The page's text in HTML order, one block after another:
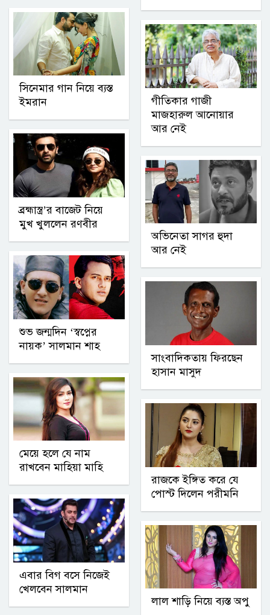
সিনেমার গান নিয়ে ব্যস্ত
ইমরান
ব্রহ্মাস্ত্র’র বাজেট নিয়ে
মুখ খুললেন রণবীর
শুভ জন্মদিন ‘স্বপ্নের
নায়ক’ সালমান শাহ
মেয়ে হলে যে নাম
রাখবেন মাহিয়া মাহি
এবার বিগ বসে নিজেই
খেলবেন সালমান
গীতিকার গাজী
মাজহারুল আনোয়ার
আর নেই
অভিনেতা সাগর হুদা
আর নেই
সাংবাদিকতায় ফিরছেন
হাসান মাসুদ
রাজকে ইঙ্গিত করে যে
পোস্ট দিলেন পরীমনি
লাল শাড়ি নিয়ে ব্যস্ত অপু